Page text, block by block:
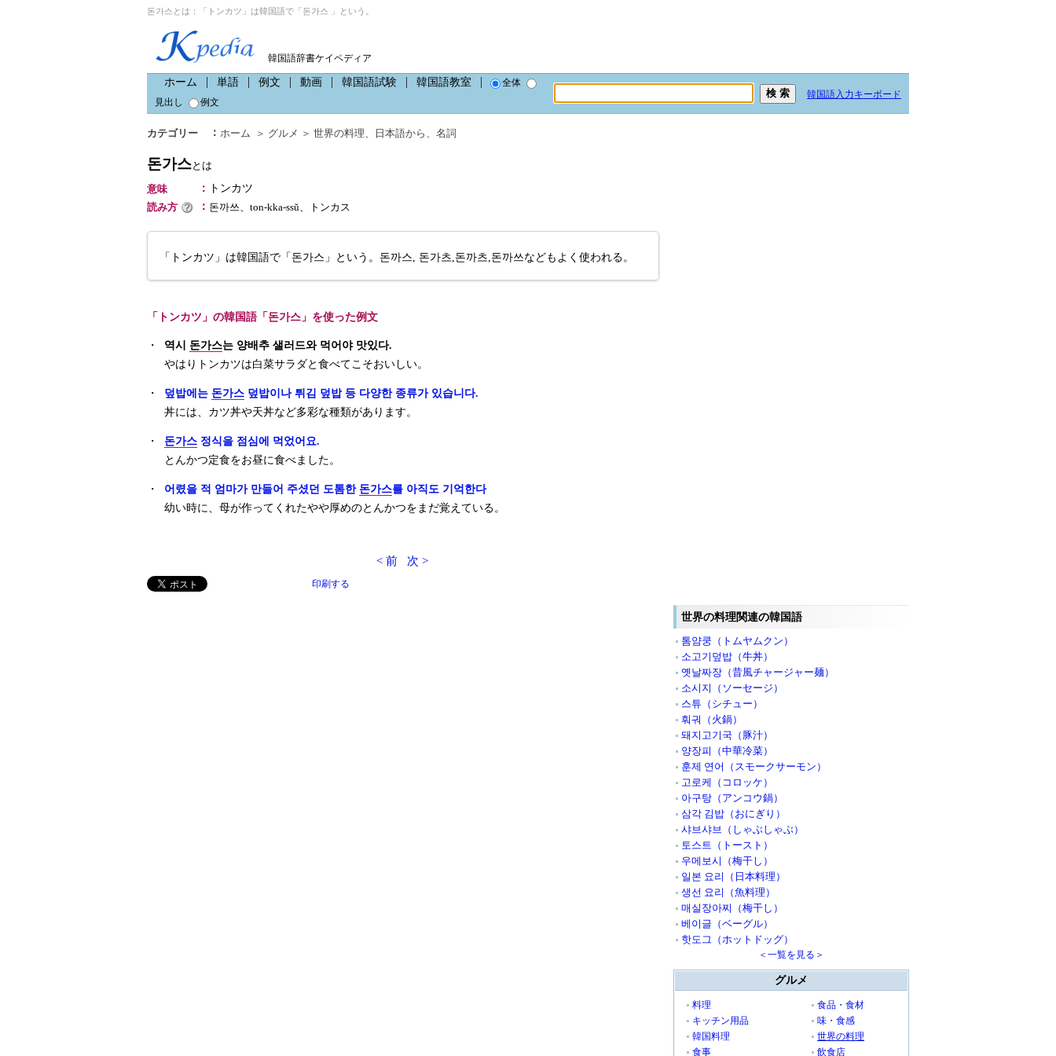
돈가스とは：「トンカツ」は韓国語で「돈가스 」という。
韓国語辞書ケイペディア
ホーム 単語 例文 動画 韓国語試験 韓国語教室
全体
見出し
例文
韓国語入力キーボード
カテゴリー ： ホーム ＞ グルメ ＞ 世界の料理、 日本語から 、 名詞
돈가스とは
意味
：
トンカツ
読み方
： 돈까쓰、ton-kka-ssŭ、トンカス
「トンカツ」は韓国語で「돈가스」という。돈까스, 돈가츠,돈까츠,돈까쓰などもよく使われる。
「トンカツ」の韓国語「돈가스」を使った例文
・ 역시 돈가스는 양배추 샐러드와 먹어야 맛있다.
やはりトンカツは白菜サラダと食べてこそおいしい。
・ 덮밥에는 돈가스 덮밥이나 튀김 덮밥 등 다양한 종류가 있습니다.
丼には、カツ丼や天丼など多彩な種類があります。
・ 돈가스 정식을 점심에 먹었어요.
とんかつ定食をお昼に食べました。
・ 어렸을 적 엄마가 만들어 주셨던 도톰한 돈가스를 아직도 기억한다
幼い時に、母が作ってくれたやや厚めのとんかつをまだ覚えている。
< 前 次 >
印刷する
世界の料理関連の韓国語
톰얌쿵（トムヤムクン）
소고기덮밥（牛丼）
옛날짜장（昔風チャージャー麺）
소시지（ソーセージ）
스튜（シチュー）
훠궈（火鍋）
돼지고기국（豚汁）
양장피（中華冷菜）
훈제 연어（スモークサーモン）
고로케（コロッケ）
아구탕（アンコウ鍋）
삼각 김밥（おにぎり）
샤브샤브（しゃぶしゃぶ）
토스트（トースト）
우메보시（梅干し）
일본 요리（日本料理）
생선 요리（魚料理）
매실장아찌（梅干し）
베이글（ベーグル）
핫도그（ホットドッグ）
＜一覧を見る＞
グルメ
料理
食品・食材
キッチン用品
味・食感
韓国料理
世界の料理
食事
飲食店